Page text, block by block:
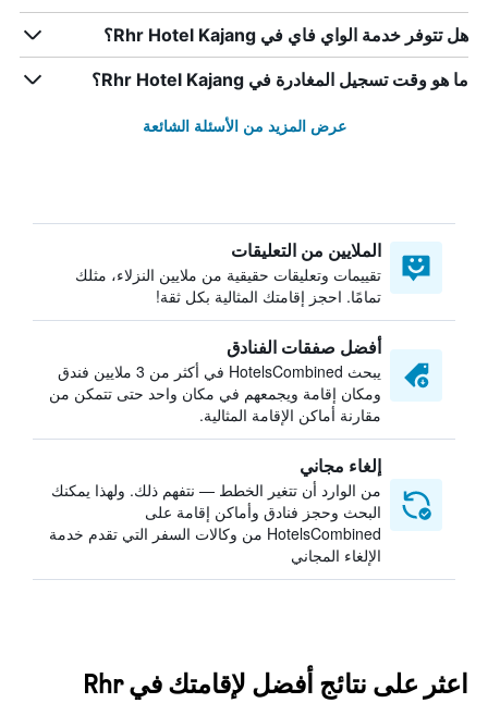
هل تتوفر خدمة الواي فاي في Rhr Hotel Kajang؟
ما هو وقت تسجيل المغادرة في Rhr Hotel Kajang؟
عرض المزيد من الأسئلة الشائعة
الملايين من التعليقات
تقييمات وتعليقات حقيقية من ملايين النزلاء، مثلك
تمامًا. احجز إقامتك المثالية بكل ثقة!
أفضل صفقات الفنادق
يبحث HotelsCombined في أكثر من 3 ملايين فندق
ومكان إقامة ويجمعهم في مكان واحد حتى تتمكن من
مقارنة أماكن الإقامة المثالية.
إلغاء مجاني
من الوارد أن تتغير الخطط — نتفهم ذلك. ولهذا يمكنك
البحث وحجز فنادق وأماكن إقامة على
HotelsCombined من وكالات السفر التي تقدم خدمة
الإلغاء المجاني
اعثر على نتائج أفضل لإقامتك في Rhr